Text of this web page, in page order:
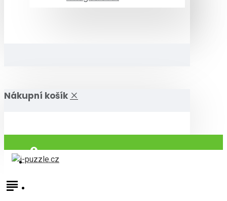
Nákupní košík
Přihlásit